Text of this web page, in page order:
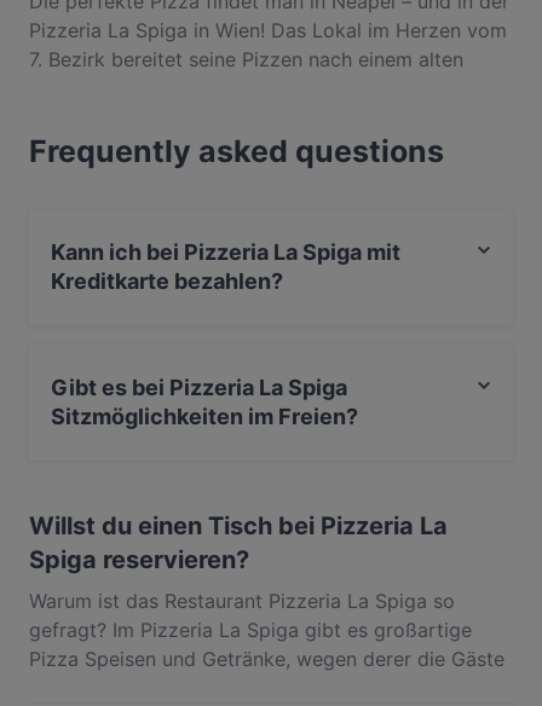
Pizzeria La Spiga in Wien! Das Lokal im Herzen vom
7. Bezirk bereitet seine Pizzen nach einem alten
Belohnung für all die Mühe: ein außergewöhnlicher
Geschmack, dem sicher auch du nicht widerstehen
Basilikum und Parmesan oder eine Mimosa mit
Schlagobers, Schinken, Mais, Basilikum und
viel mehr als Pizza. Zur Auswahl stehen auch
klassische Antipasti wie den aromatischen
Büffelmozzarella, der mit gelben Tomaten, Rucola
Frequently asked questions
Kann ich bei Pizzeria La Spiga mit
Kreditkarte bezahlen?
Gibt es bei Pizzeria La Spiga
Sitzmöglichkeiten im Freien?
Willst du einen Tisch bei Pizzeria La
Spiga reservieren?
Warum ist das Restaurant Pizzeria La Spiga so
gefragt? Im Pizzeria La Spiga gibt es großartige
Pizza Speisen und Getränke, wegen derer die Gäste